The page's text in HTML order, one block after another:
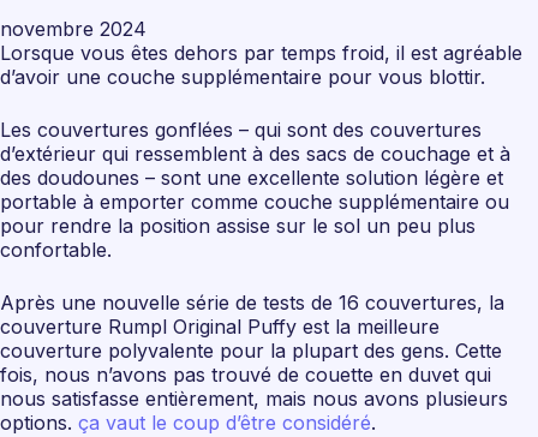
novembre 2024
Lorsque vous êtes dehors par temps froid, il est agréable
d’avoir une couche supplémentaire pour vous blottir.
Les couvertures gonflées – qui sont des couvertures
d’extérieur qui ressemblent à des sacs de couchage et à
des doudounes – sont une excellente solution légère et
portable à emporter comme couche supplémentaire ou
pour rendre la position assise sur le sol un peu plus
confortable.
Après une nouvelle série de tests de 16 couvertures, la
couverture Rumpl Original Puffy est la meilleure
couverture polyvalente pour la plupart des gens. Cette
fois, nous n’avons pas trouvé de couette en duvet qui
nous satisfasse entièrement, mais nous avons plusieurs
options. ça vaut le coup d’être considéré.